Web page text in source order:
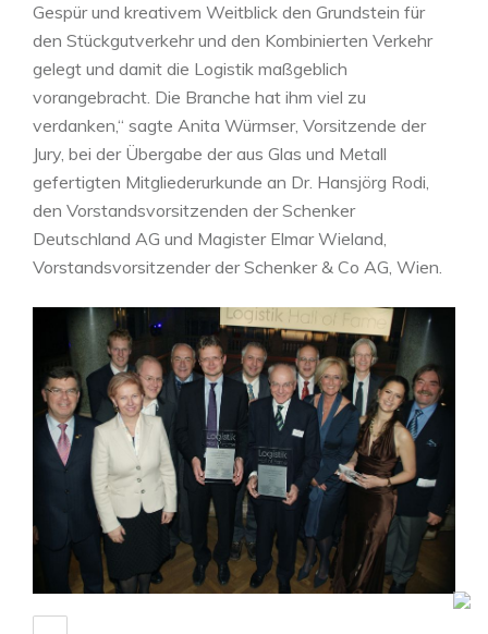
Gespür und kreativem Weitblick den Grundstein für
den Stückgutverkehr und den Kombinierten Verkehr
gelegt und damit die Logistik maßgeblich
vorangebracht. Die Branche hat ihm viel zu
verdanken,“ sagte Anita Würmser, Vorsitzende der
Jury, bei der Übergabe der aus Glas und Metall
gefertigten Mitgliederurkunde an Dr. Hansjörg Rodi,
den Vorstandsvorsitzenden der Schenker
Deutschland AG und Magister Elmar Wieland,
Vorstandsvorsitzender der Schenker & Co AG, Wien.